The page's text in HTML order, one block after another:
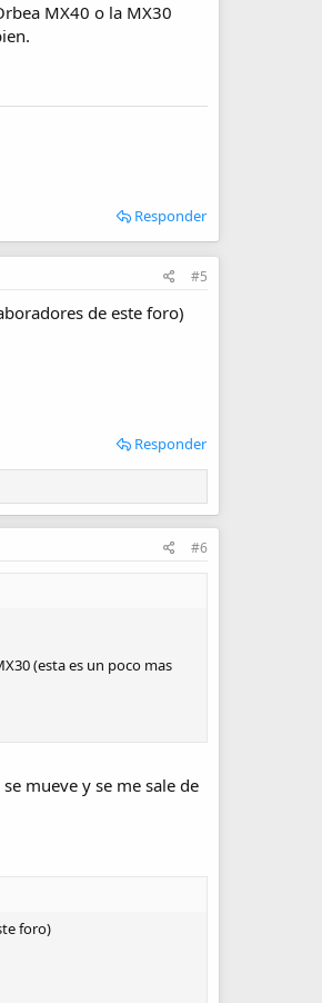
MX40 o la MX30
Responder
#5
de este foro)
Responder
#6
(esta es un poco mas
mueve y se me sale de
foro)